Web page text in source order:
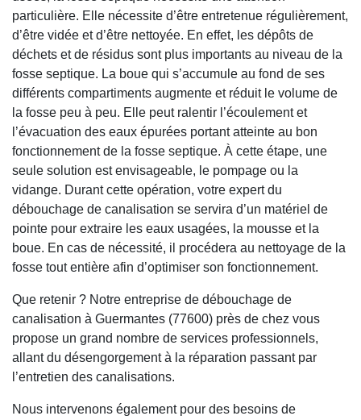
particulière. Elle nécessite d’être entretenue régulièrement,
d’être vidée et d’être nettoyée. En effet, les dépôts de
déchets et de résidus sont plus importants au niveau de la
fosse septique. La boue qui s’accumule au fond de ses
différents compartiments augmente et réduit le volume de
la fosse peu à peu. Elle peut ralentir l’écoulement et
l’évacuation des eaux épurées portant atteinte au bon
fonctionnement de la fosse septique. À cette étape, une
seule solution est envisageable, le pompage ou la
vidange. Durant cette opération, votre expert du
débouchage de canalisation se servira d’un matériel de
pointe pour extraire les eaux usagées, la mousse et la
boue. En cas de nécessité, il procédera au nettoyage de la
fosse tout entière afin d’optimiser son fonctionnement.
Que retenir ? Notre entreprise de débouchage de
canalisation à Guermantes (77600) près de chez vous
propose un grand nombre de services professionnels,
allant du désengorgement à la réparation passant par
l’entretien des canalisations.
Nous intervenons également pour des besoins de